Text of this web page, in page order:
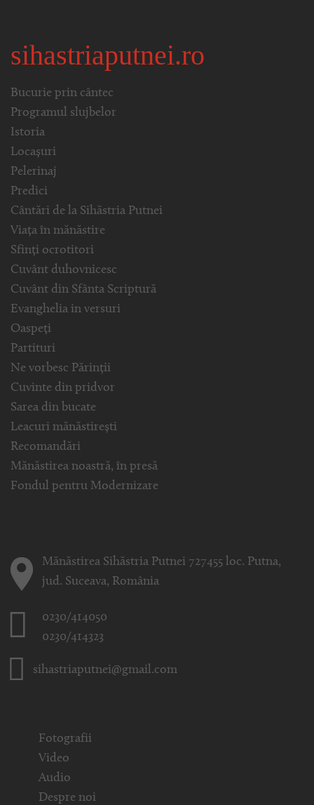
sihastriaputnei.ro
Bucurie prin cântec
Programul slujbelor
Istoria
Locașuri
Pelerinaj
Predici
Cântări de la Sihăstria Putnei
Viața în mănăstire
Sfinți ocrotitori
Cuvânt duhovnicesc
Cuvânt din Sfânta Scriptură
Evanghelia in versuri
Oaspeți
Partituri
Ne vorbesc Părinții
Cuvinte din pridvor
Sarea din bucate
Leacuri mănăstirești
Recomandări
Mănăstirea noastră, în presă
Fondul pentru Modernizare
Mănăstirea Sihăstria Putnei 727455 loc. Putna,
jud. Suceava, România
0230/414050
0230/414323
sihastriaputnei@gmail.com
Fotografii
Video
Audio
Despre noi